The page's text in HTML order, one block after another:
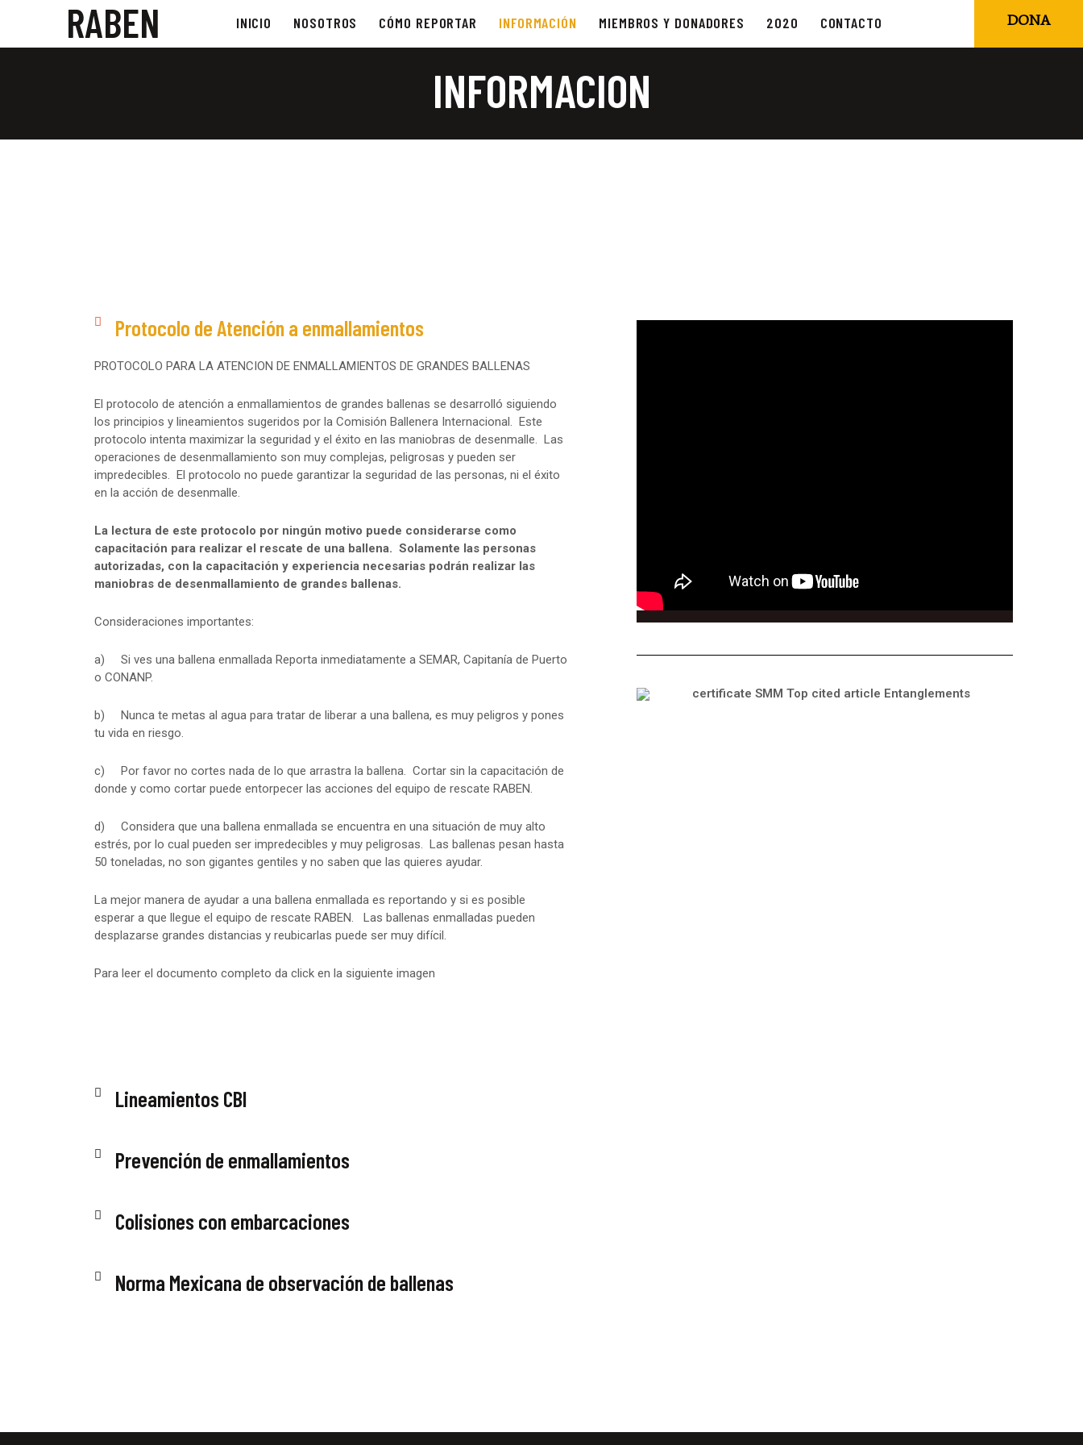
RABEN INICIO NOSOTROS CÓMO REPORTAR INFORMACIÓN MIEMBROS Y DONADORES 2020 CONTACTO DONA
INFORMACION
Protocolo de Atención a enmallamientos
PROTOCOLO PARA LA ATENCION DE ENMALLAMIENTOS DE GRANDES BALLENAS
El protocolo de atención a enmallamientos de grandes ballenas se desarrolló siguiendo
los principios y lineamientos sugeridos por la Comisión Ballenera Internacional. Este
protocolo intenta maximizar la seguridad y el éxito en las maniobras de desenmalle. Las
operaciones de desenmallamiento son muy complejas, peligrosas y pueden ser
impredecibles. El protocolo no puede garantizar la seguridad de las personas, ni el éxito
en la acción de desenmalle.
La lectura de este protocolo por ningún motivo puede considerarse como
capacitación para realizar el rescate de una ballena. Solamente las personas
autorizadas, con la capacitación y experiencia necesarias podrán realizar las
maniobras de desenmallamiento de grandes ballenas.
Consideraciones importantes:
a) Si ves una ballena enmallada Reporta inmediatamente a SEMAR, Capitanía de Puerto
o CONANP.
b) Nunca te metas al agua para tratar de liberar a una ballena, es muy peligros y pones
tu vida en riesgo.
c) Por favor no cortes nada de lo que arrastra la ballena. Cortar sin la capacitación de
donde y como cortar puede entorpecer las acciones del equipo de rescate RABEN.
d) Considera que una ballena enmallada se encuentra en una situación de muy alto
estrés, por lo cual pueden ser impredecibles y muy peligrosas. Las ballenas pesan hasta
50 toneladas, no son gigantes gentiles y no saben que las quieres ayudar.
La mejor manera de ayudar a una ballena enmallada es reportando y si es posible
esperar a que llegue el equipo de rescate RABEN. Las ballenas enmalladas pueden
desplazarse grandes distancias y reubicarlas puede ser muy difícil.
Para leer el documento completo da click en la siguiente imagen
Lineamientos CBI
Prevención de enmallamientos
Colisiones con embarcaciones
Norma Mexicana de observación de ballenas